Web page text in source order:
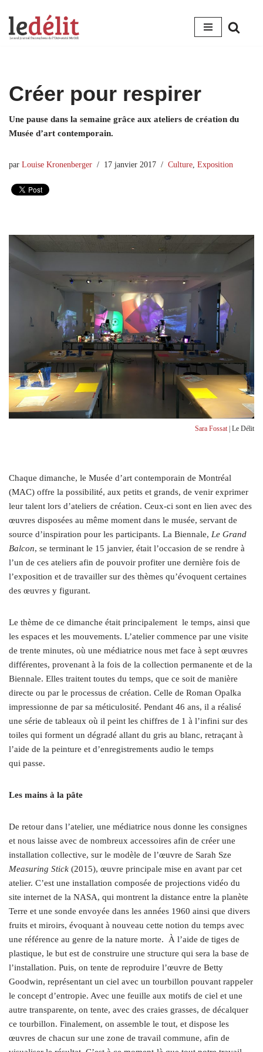
Aller
Créer pour respirer
Une pause dans la semaine grâce aux ateliers de création du
Musée d’art contemporain.
par Louise Kronenberger 17 janvier 2017 Culture Exposition
Sara Fossat| Le Délit
Chaque dimanche, le Musée d’art contemporain de Montréal
(MAC) offre la possibilité, aux petits et grands, de venir exprimer
leur talent lors d’ateliers de création. Ceux-ci sont en lien avec des
œuvres disposées au même moment dans le musée, servant de
source d’inspiration pour les participants. La Biennale, Le Grand
Balcon, se terminant le 15 janvier, était l’occasion de se rendre à
l’un de ces ateliers afin de pouvoir profiter une dernière fois de
l’exposition et de travailler sur des thèmes qu’évoquent certaines
des œuvres y figurant.
Le thème de ce dimanche était principalement le temps, ainsi que
les espaces et les mouvements. L’atelier commence par une visite
de trente minutes, où une médiatrice nous met face à sept œuvres
différentes, provenant à la fois de la collection permanente et de la
Biennale. Elles traitent toutes du temps, que ce soit de manière
directe ou par le processus de création. Celle de Roman Opalka
impressionne de par sa méticulosité. Pendant 46 ans, il a réalisé
une série de tableaux où il peint les chiffres de 1 à l’infini sur des
toiles qui forment un dégradé allant du gris au blanc, retraçant à
l’aide de la peinture et d’enregistrements audio le temps
qui passe.
Les mains à la pâte
De retour dans l’atelier, une médiatrice nous donne les consignes
et nous laisse avec de nombreux accessoires afin de créer une
installation collective, sur le modèle de l’œuvre de Sarah Sze
Measuring Stick (2015), œuvre principale mise en avant par cet
atelier. C’est une installation composée de projections vidéo du
site internet de la NASA, qui montrent la distance entre la planète
Terre et une sonde envoyée dans les années 1960 ainsi que divers
fruits et miroirs, évoquant à nouveau cette notion du temps avec
une référence au genre de la nature morte. À l’aide de tiges de
plastique, le but est de construire une structure qui sera la base de
l’installation. Puis, on tente de reproduire l’œuvre de Betty
Goodwin, représentant un ciel avec un tourbillon pouvant rappeler
le concept d’entropie. Avec une feuille aux motifs de ciel et une
autre transparente, on tente, avec des craies grasses, de décalquer
ce tourbillon. Finalement, on assemble le tout, et dispose les
œuvres de chacun sur une zone de travail commune, afin de